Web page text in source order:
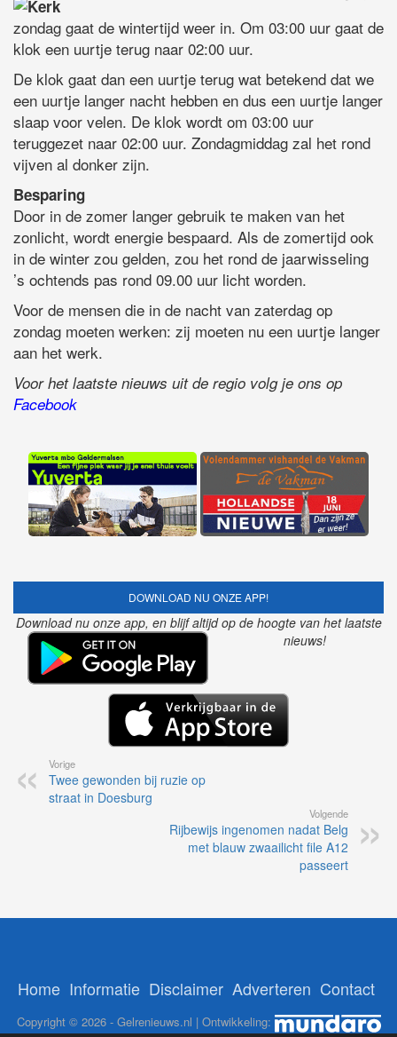
zondag gaat de wintertijd weer in. Om 03:00 uur gaat de
klok een uurtje terug naar 02:00 uur.
De klok gaat dan een uurtje terug wat betekend dat we
een uurtje langer nacht hebben en dus een uurtje langer
slaap voor velen. De klok wordt om 03:00 uur
teruggezet naar 02:00 uur. Zondagmiddag zal het rond
vijven al donker zijn.
Besparing
Door in de zomer langer gebruik te maken van het
zonlicht, wordt energie bespaard. Als de zomertijd ook
in de winter zou gelden, zou het rond de jaarwisseling
’s ochtends pas rond 09.00 uur licht worden.
Voor de mensen die in de nacht van zaterdag op
zondag moeten werken: zij moeten nu een uurtje langer
aan het werk.
Voor het laatste nieuws uit de regio volg je ons op
Facebook
DOWNLOAD NU ONZE APP!
Download nu onze app, en blijf altijd op de hoogte van het laatste
nieuws!
Vorige
Twee gewonden bij ruzie op
straat in Doesburg
Volgende
Rijbewijs ingenomen nadat Belg
met blauw zwaailicht file A12
passeert
Home Informatie Disclaimer Adverteren Contact
Copyright © 2026 - Gelrenieuws.nl | Ontwikkeling: